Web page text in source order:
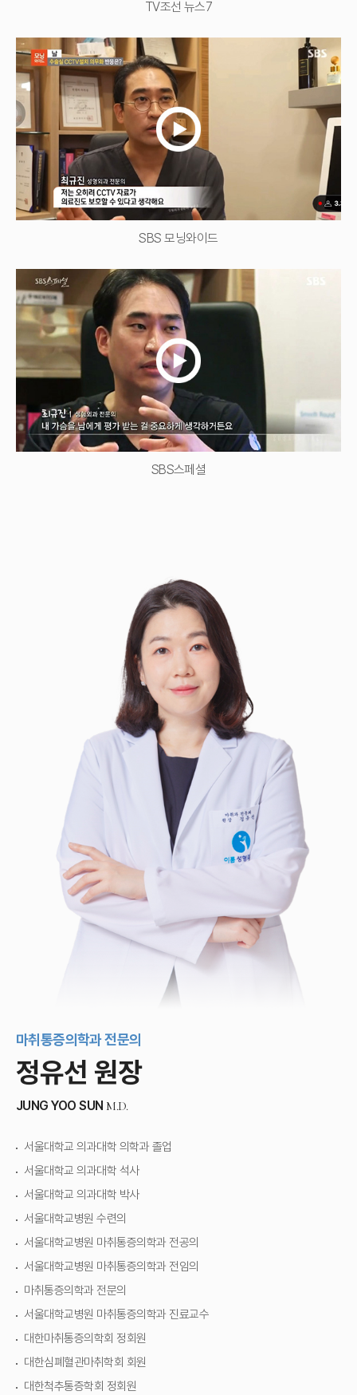
TV조선 뉴스7
SBS 모닝와이드
SBS스페셜
마취통증의학과 전문의
정유선 원장
JUNG YOO SUN M.D.
서울대학교 의과대학 의학과 졸업
서울대학교 의과대학 석사
서울대학교 의과대학 박사
서울대학교병원 수련의
서울대학교병원 마취통증의학과 전공의
서울대학교병원 마취통증의학과 전임의
마취통증의학과 전문의
서울대학교병원 마취통증의학과 진료교수
대한마취통증의학회 정회원
대한심폐혈관마취학회 회원
대한척추통증학회 정회원